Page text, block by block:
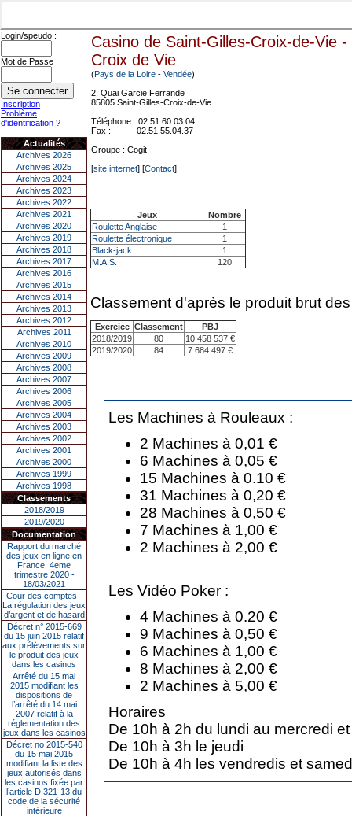
Login/speudo :
Mot de Passe :
Inscription
Problème
d'identification ?
Actualités
Archives 2026
Archives 2025
Archives 2024
Archives 2023
Archives 2022
Archives 2021
Archives 2020
Archives 2019
Archives 2018
Archives 2017
Archives 2016
Archives 2015
Archives 2014
Archives 2013
Archives 2012
Archives 2011
Archives 2010
Archives 2009
Archives 2008
Archives 2007
Archives 2006
Archives 2005
Archives 2004
Archives 2003
Archives 2002
Archives 2001
Archives 2000
Archives 1999
Archives 1998
Classements
2018/2019
2019/2020
Documentation
Rapport du marché
des jeux en ligne en
France, 4eme
trimestre 2020 -
18/03/2021
Cour des comptes -
La régulation des jeux
d’argent et de hasard
Décret n° 2015-669
du 15 juin 2015 relatif
aux prélèvements sur
le produit des jeux
dans les casinos
Arrêté du 15 mai
2015 modifiant les
dispositions de
l’arrêté du 14 mai
2007 relatif à la
réglementation des
jeux dans les casinos
Décret no 2015-540
du 15 mai 2015
modifiant la liste des
jeux autorisés dans
les casinos fixée par
l’article D.321-13 du
code de la sécurité
intérieure
Casino de Saint-Gilles-Croix-de-Vie -
Croix de Vie
(Pays de la Loire - Vendée)
2, Quai Garcie Ferrande
85805 Saint-Gilles-Croix-de-Vie
Téléphone : 02.51.60.03.04
Fax : 02.51.55.04.37
Groupe : Cogit
[site internet] [Contact]
Jeux
Nombre
Roulette Anglaise
1
Roulette électronique
1
Black-jack
1
M.A.S.
120
Classement d'après le produit brut
Exercice Classement
PBJ
2018/2019
80
10 458 537 €
2019/2020
84 7 684 497 €
Les Machines à Rouleaux :
2 Machines à 0,01 €
6 Machines à 0,05 €
15 Machines à 0.10 €
31 Machines à 0,20 €
28 Machines à 0,50 €
7 Machines à 1,00 €
2 Machines à 2,00 €
Les Vidéo Poker :
4 Machines à 0.20 €
9 Machines à 0,50 €
6 Machines à 1,00 €
8 Machines à 2,00 €
2 Machines à 5,00 €
Horaires
De 10h à 2h du lundi au mercredi
De 10h à 3h le jeudi
De 10h à 4h les vendredis et